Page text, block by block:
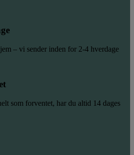
– vi sender inden for 2-4 hverdage
som forventet, har du altid 14 dages